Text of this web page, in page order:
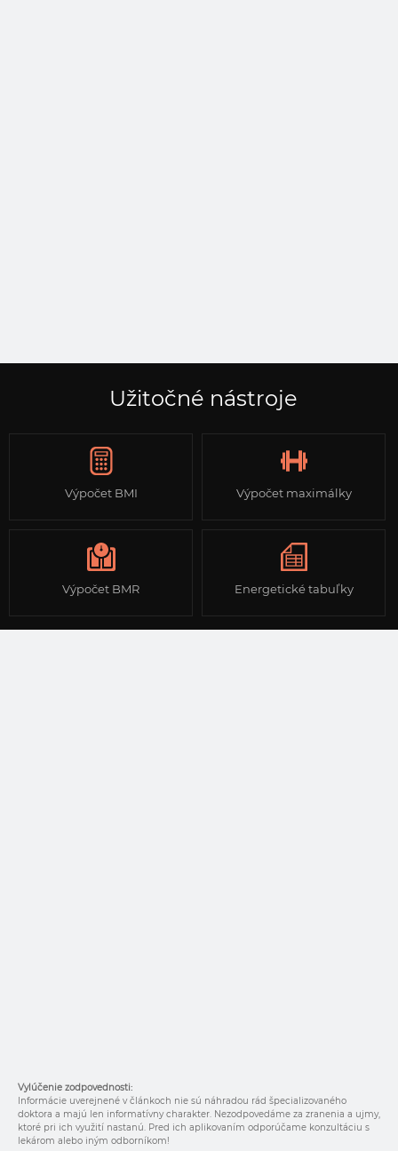
Užitočné nástroje
Výpočet BMI Výpočet maximálky
Výpočet BMR Energetické tabuľky
Vylúčenie zodpovednosti:
Informácie uverejnené v článkoch nie sú náhradou rád špecializovaného
doktora a majú len informatívny charakter. Nezodpovedáme za zranenia a ujmy,
ktoré pri ich využití nastanú. Pred ich aplikovaním odporúčame konzultáciu s
lekárom alebo iným odborníkom!